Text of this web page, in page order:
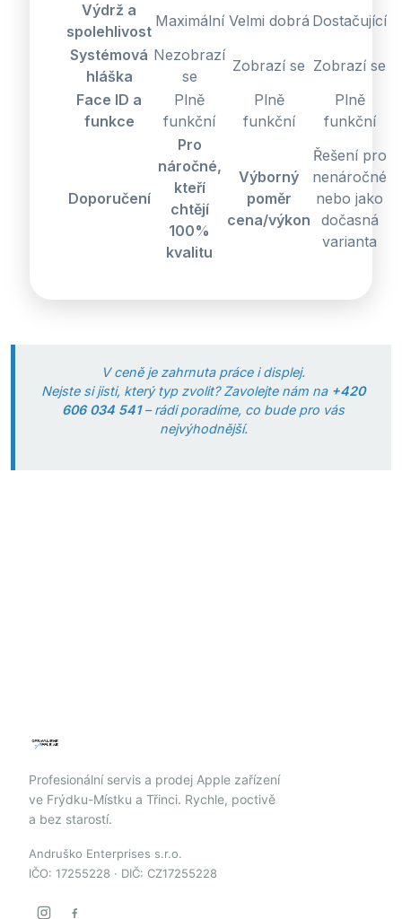
Výdrž a
spolehlivost
Maximální Velmi dobrá Dostačující
Systémová
hláška
Nezobrazí
se
Zobrazí se Zobrazí se
Face ID a
funkce
Plně
funkční
Plně
funkční
Plně
funkční
Doporučení
Pro
náročné,
kteří
chtějí
100%
kvalitu
Výborný
poměr
cena/výkon
Řešení pro
nenáročné
nebo jako
dočasná
varianta
V ceně je zahrnuta práce i displej.
Nejste si jisti, který typ zvolit? Zavolejte nám na +420
606 034 541– rádi poradíme, co bude pro vás
nejvýhodnější.
Profesionální servis a prodej Apple zařízení
ve Frýdku-Místku a Třinci. Rychle, poctivě
a bez starostí.
Andruško Enterprises s.r.o.
IČO: 17255228 · DIČ: CZ17255228